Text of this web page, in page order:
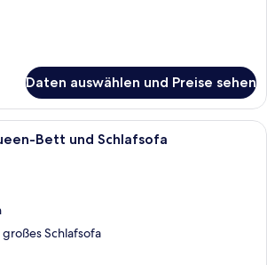
Daten auswählen und Preise sehen
Ein Hotelzimmer mit einem großen
Bett und Schlafsofa
Schlafsofa